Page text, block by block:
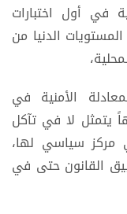
في أول اختبارات
الدنيا من
الأمنية في
يتمثل لا في تآكل
مركز سياسي لها،
القانون حتى في